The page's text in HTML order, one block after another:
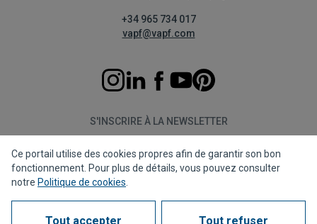
+34 965 734 017
vapf@vapf.com
S'INSCRIRE À LA NEWSLETTER
S'abonner
Ce portail utilise des cookies propres afin de garantir son bon
fonctionnement. Pour plus de détails, vous pouvez consulter
notre Politique de cookies
Tout accepter Tout refuser